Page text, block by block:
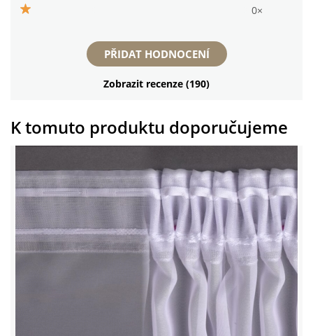
0×
PŘIDAT HODNOCENÍ
Zobrazit recenze (190)
K tomuto produktu doporučujeme